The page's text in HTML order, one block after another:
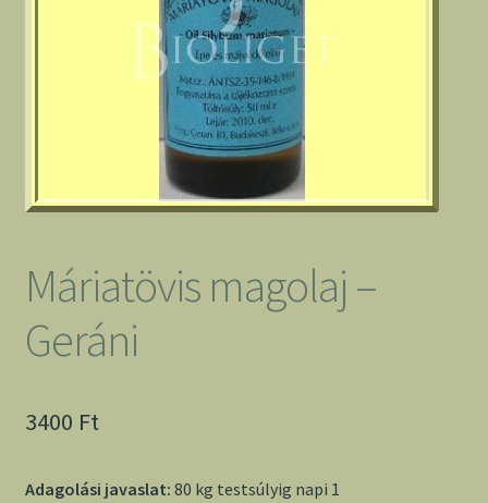
Máriatövis magolaj –
Geráni
3400 Ft
Adagolási javaslat: 80 kg testsúlyig napi 1